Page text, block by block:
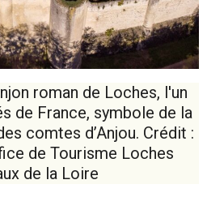
roman de Loches, l'un
de France, symbole de la
comtes d’Anjou. Crédit :
de Tourisme Loches
de la Loire